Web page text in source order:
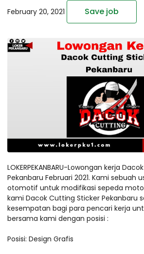
February 20, 2021 Save job
LOKERPEKANBARU-Lowongan kerja
Pekanbaru Februari 2021. Kami sebuah
otomotif untuk modifikasi sepeda
kami Dacok Cutting Sticker Pekanbaru
kesempatan bagi para pencari kerja
bersama kami dengan posisi :
Posisi: Design Grafis